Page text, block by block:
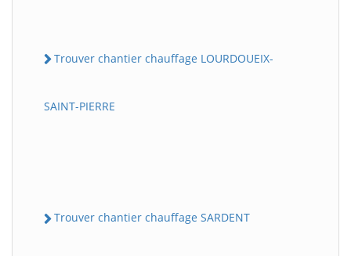
Trouver chantier chauffage LOURDOUEIX-
SAINT-PIERRE
Trouver chantier chauffage SARDENT